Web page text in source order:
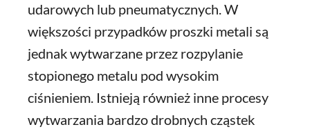
udarowych lub pneumatycznych. W
większości przypadków proszki metali są
jednak wytwarzane przez rozpylanie
stopionego metalu pod wysokim
ciśnieniem. Istnieją również inne procesy
wytwarzania bardzo drobnych cząstek